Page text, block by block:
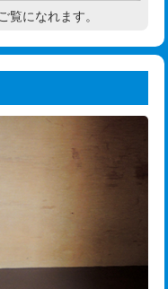
+8,800円
11,000円~
55,000円
現地調査
33,000円
8,800円
11,000円
覧になれます。